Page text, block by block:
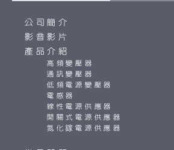
公司簡介
影音影片
產品介紹
高頻變壓器
通訊變壓器
低頻電源變壓器
電感器
線性電源供應器
開關式電源供應器
氮化鎵電源供應器